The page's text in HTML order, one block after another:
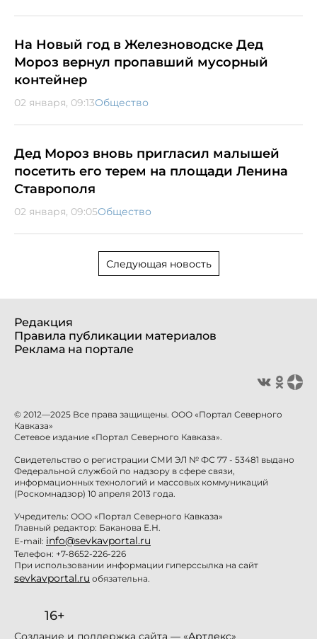
На Новый год в Железноводске Дед
Мороз вернул пропавший мусорный
контейнер
02 января, 09:13Общество
Дед Мороз вновь пригласил малышей
посетить его терем на площади Ленина
Ставрополя
02 января, 09:05Общество
Следующая новость
Редакция
Правила публикации материалов
Реклама на портале
© 2012—2025 Все права защищены. ООО «Портал Северного
Кавказа»
Сетевое издание «Портал Северного Кавказа».
Свидетельство о регистрации СМИ ЭЛ № ФС 77 - 53481 выдано
Федеральной службой по надзору в сфере связи,
информационных технологий и массовых коммуникаций
(Роскомнадзор) 10 апреля 2013 года.
Учредитель: ООО «Портал Северного Кавказа»
Главный редактор: Баканова Е.Н.
E-mail: info@sevkavportal.ru
Телефон: +7-8652-226-226
При использовании информации гиперссылка на сайт
sevkavportal.ru обязательна.
16+
Создание и поддержка сайта — «Артлекс»